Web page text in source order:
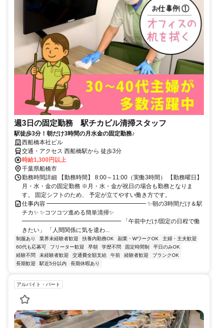
週3日の固定勤務 駅チカビル清掃スタッフ
駅徒歩3分！朝だけ3時間の月水金の固定勤務♪
西船橋本社ビル
交通・アクセス 西船橋駅から 徒歩3分
時給1,300円以上
千葉県船橋市
勤務時間詳細 【勤務時間】 8:00～11:00（実働3時間） 【勤務曜日】
月・水・金の固定勤務 ※月・水・金が祝日の場合も勤務となりま
す。 固定シフトのため、 予定が立てやすい働き方です。
仕事内容 ━━━━━━━━━━━━━━━━━ ✨朝の3時間だけ＆駅
チカ✨ ✨コツコツ進める簡単清掃✨
━━━━━━━━━━━━━━━━━ 「午前中だけ/固定の日程で働
きたい」 「人間関係に気を遣わ...
制服あり 業界未経験者歓迎 扶養内勤務OK 副業・WワークOK
主婦・主夫歓迎
60代も応募可
フリーター歓迎 早朝 学歴不問 固定時間制
平日のみOK
経験不問
未経験者歓迎 交通費全額支給 午前 経験者歓迎
ブランクOK
長期歓迎
駅近5分以内 長期休暇あり
アルバイト・パート